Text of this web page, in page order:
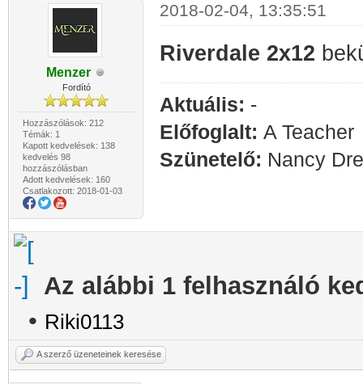
Menzer
Fordító
Hozzászólások: 212
Témák: 1
Kapott kedvelések: 138
kedvelés 98
hozzászólásban
Adott kedvelések: 160
Csatlakozott: 2018-01-03
2018-02-04, 13:35:51
Riverdale 2x12
Aktuális: -
Előfoglalt: A Teacher
Szünetelő: Nancy
Az alábbi 1 felhasználó
• Riki0113
A szerző üzeneteinek keresése